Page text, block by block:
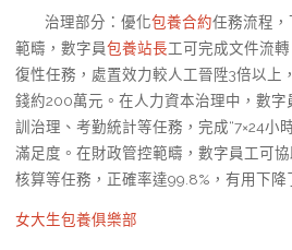
治理部分：優化包養合約任務流程
範疇，數字員包養站長工可完成文件流
復性任務，處置效力較人工晉陞3倍以上
錢約200萬元。在人力資本治理中，數
訓治理、考勤統計等任務，完成“7×24小
滿足度。在財政管控範疇，數字員工可
核算等任務，正確率達99.8%，有用下降
女大生包養俱樂部